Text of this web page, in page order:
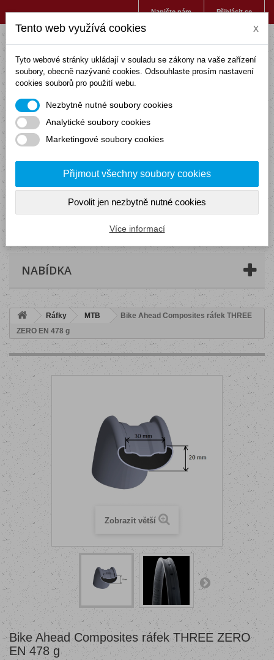
Přihlásit se
Napište nám
(prázdný)
NABÍDKA
Ráfky MTB
Bike Ahead Composites ráfek THREE
ZERO EN 478 g
Zobrazit větší
Bike Ahead Composites ráfek THREE ZERO
EN 478 g
Tento web využívá cookies x
Tyto webové stránky ukládají v souladu se zákony na vaše zařízení
soubory, obecně nazývané cookies. Odsouhlaste prosím nastavení
cookies souborů pro použití webu.
Nezbytně nutné soubory cookies
Analytické soubory cookies
Marketingové soubory cookies
Přijmout všechny soubory cookies
Povolit jen nezbytně nutné cookies
Více informací